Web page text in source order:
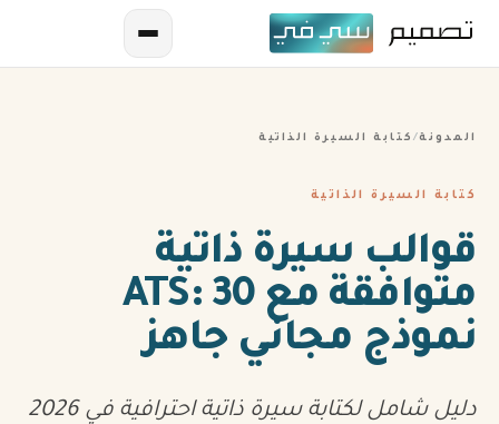
AR
EN
المدونة/كتابة السيرة الذاتية
كتابة السيرة الذاتية
قوالب سيرة ذاتية
متوافقة مع ATS: 30
نموذج مجاني جاهز
دليل شامل لكتابة سيرة ذاتية احترافية في 2026